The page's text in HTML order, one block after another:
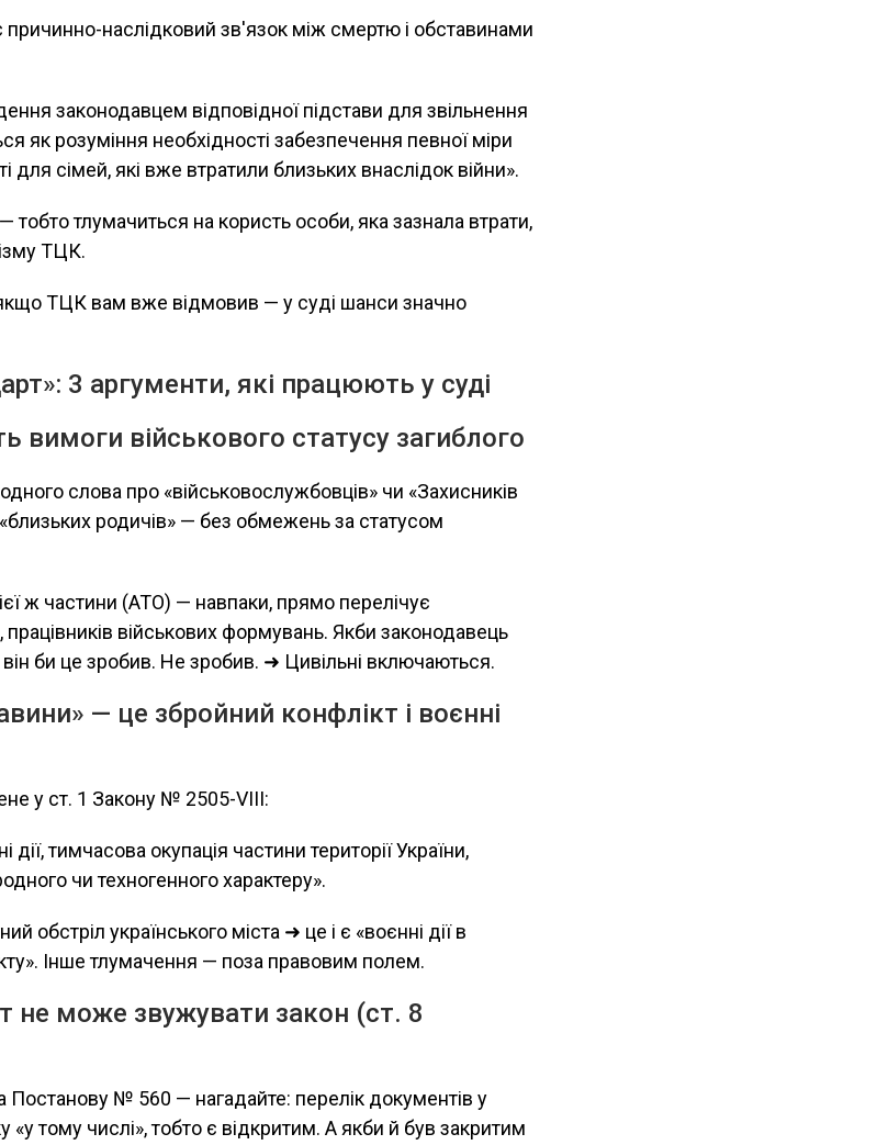
наслідковий зв'язок між смертю і обставинами
законодавцем відповідної підстави для звільнення
як розуміння необхідності забезпечення певної міри
для сімей, які вже втратили близьких внаслідок війни».
тобто тлумачиться на користь особи, яка зазнала втрати,
ТЦК.
ТЦК вам вже відмовив — у суді шанси значно
3 аргументи, які працюють у суді
вимоги військового статусу загиблого
слова про «військовослужбовців» чи «Захисників
родичів» — без обмежень за статусом
ж частини (АТО) — навпаки, прямо перелічує
працівників військових формувань. Якби законодавець
би це зробив. Не зробив. ➜ Цивільні включаються.
— це збройний конфлікт і воєнні
у ст. 1 Закону № 2505-VIII:
дії, тимчасова окупація частини території України,
чи техногенного характеру».
обстріл українського міста ➜ це і є «воєнні дії в
Інше тлумачення — поза правовим полем.
не може звужувати закон (ст. 8
№ 560 — нагадайте: перелік документів у
«у тому числі», тобто є відкритим. А якби й був закритим